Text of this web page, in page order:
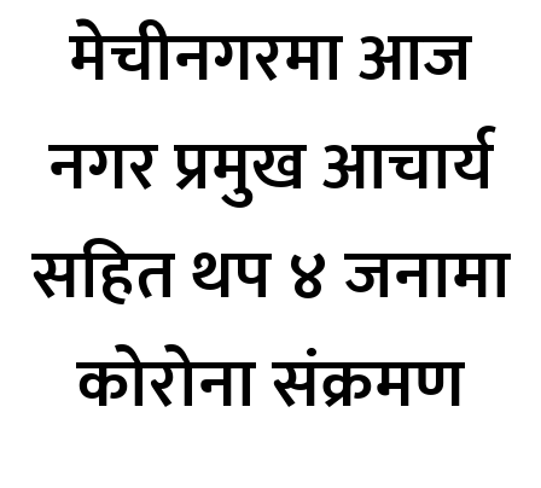
मेचीनगरमा आज
नगर प्रमुख आचार्य
सहित थप ४ जनामा
कोरोना संक्रमण